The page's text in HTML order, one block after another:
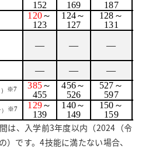
152
169
187
120～
123
124～
127
128 ～
131
— — —
— —
—
※7 385～
455
456～
526
527 ～
597
※7 129～
139
140～
149
150 ～
159
は、入学前3年度以内（2024（令
です。4技能に満たない場合、